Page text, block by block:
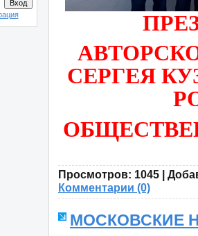
СЕРГЕЯ
Просмотров: 1045 |
Комментарии (0)
МОСКОВСКИЕ